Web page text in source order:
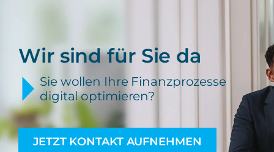
Wir sind für Sie da
Sie wollen Ihre Finanzprozesse
digital optimieren?
JETZT KONTAKT AUFNEHMEN